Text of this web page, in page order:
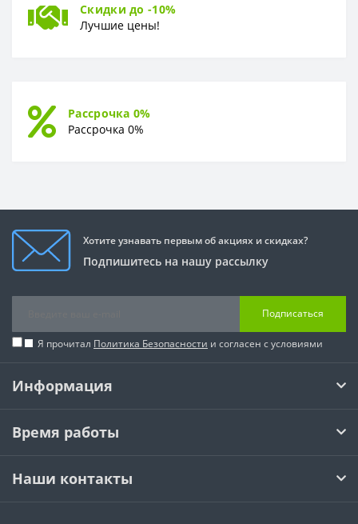
Скидки до -10%
Лучшие цены!
Рассрочка 0%
Рассрочка 0%
Хотите узнавать первым об акциях и скидках?
Подпишитесь на нашу рассылку
Подписаться
Я прочитал Политика Безопасности и согласен с условиями
Информация
Время работы
Наши контакты